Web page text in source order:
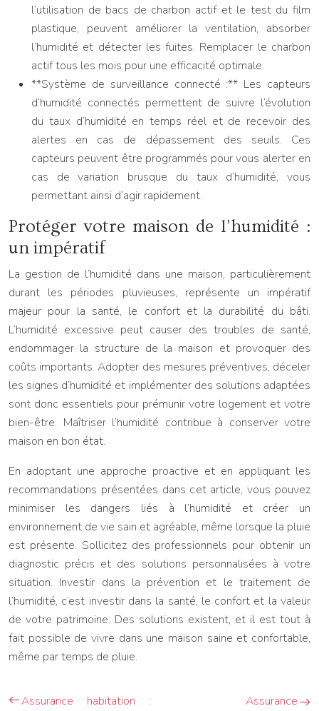
l’utilisation de bacs de charbon actif et le test du film
plastique, peuvent améliorer la ventilation, absorber
l’humidité et détecter les fuites. Remplacer le charbon
actif tous les mois pour une efficacité optimale.
**Système de surveillance connecté :** Les capteurs
d’humidité connectés permettent de suivre l’évolution
du taux d’humidité en temps réel et de recevoir des
alertes en cas de dépassement des seuils. Ces
capteurs peuvent être programmés pour vous alerter en
cas de variation brusque du taux d’humidité, vous
permettant ainsi d’agir rapidement.
Protéger votre maison de l’humidité :
un impératif
La gestion de l’humidité dans une maison, particulièrement
durant les périodes pluvieuses, représente un impératif
majeur pour la santé, le confort et la durabilité du bâti.
L’humidité excessive peut causer des troubles de santé,
endommager la structure de la maison et provoquer des
coûts importants. Adopter des mesures préventives, déceler
les signes d’humidité et implémenter des solutions adaptées
sont donc essentiels pour prémunir votre logement et votre
bien-être. Maîtriser l’humidité contribue à conserver votre
maison en bon état.
En adoptant une approche proactive et en appliquant les
recommandations présentées dans cet article, vous pouvez
minimiser les dangers liés à l’humidité et créer un
environnement de vie sain et agréable, même lorsque la pluie
est présente. Sollicitez des professionnels pour obtenir un
diagnostic précis et des solutions personnalisées à votre
situation. Investir dans la prévention et le traitement de
l’humidité, c’est investir dans la santé, le confort et la valeur
de votre patrimoine. Des solutions existent, et il est tout à
fait possible de vivre dans une maison saine et confortable,
même par temps de pluie.
Assurance habitation :
Assurance